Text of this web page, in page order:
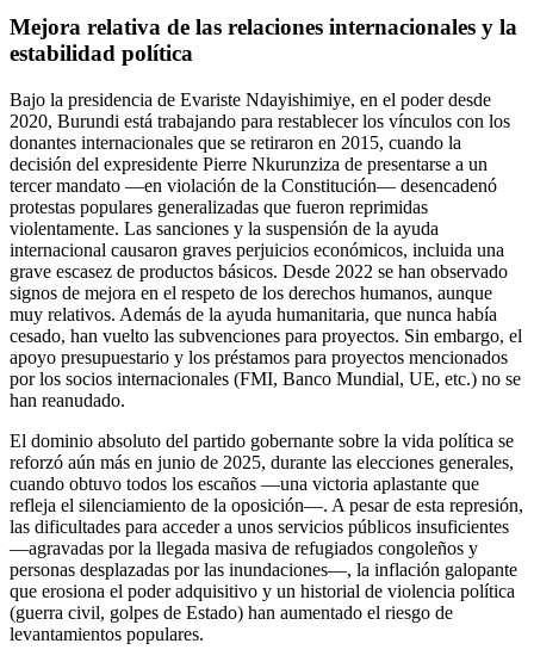
Mejora relativa de las relaciones internacionales y la
estabilidad política
Bajo la presidencia de Evariste Ndayishimiye, en el poder desde
2020, Burundi está trabajando para restablecer los vínculos con los
donantes internacionales que se retiraron en 2015, cuando la
decisión del expresidente Pierre Nkurunziza de presentarse a un
tercer mandato —en violación de la Constitución— desencadenó
protestas populares generalizadas que fueron reprimidas
violentamente. Las sanciones y la suspensión de la ayuda
internacional causaron graves perjuicios económicos, incluida una
grave escasez de productos básicos. Desde 2022 se han observado
signos de mejora en el respeto de los derechos humanos, aunque
muy relativos. Además de la ayuda humanitaria, que nunca había
cesado, han vuelto las subvenciones para proyectos. Sin embargo, el
apoyo presupuestario y los préstamos para proyectos mencionados
por los socios internacionales (FMI, Banco Mundial, UE, etc.) no se
han reanudado.
El dominio absoluto del partido gobernante sobre la vida política se
reforzó aún más en junio de 2025, durante las elecciones generales,
cuando obtuvo todos los escaños —una victoria aplastante que
refleja el silenciamiento de la oposición—. A pesar de esta represión,
las dificultades para acceder a unos servicios públicos insuficientes
—agravadas por la llegada masiva de refugiados congoleños y
personas desplazadas por las inundaciones—, la inflación galopante
que erosiona el poder adquisitivo y un historial de violencia política
(guerra civil, golpes de Estado) han aumentado el riesgo de
levantamientos populares.